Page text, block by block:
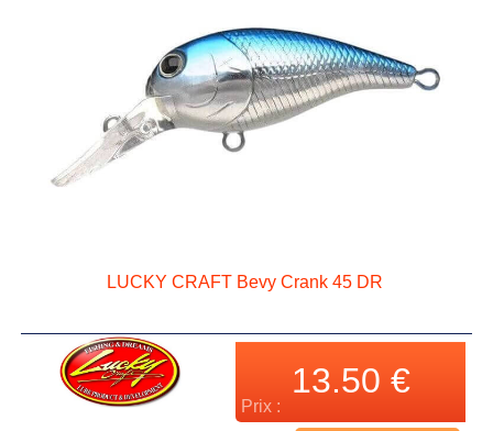
LUCKY CRAFT Bevy Crank 45 DR
13.50 €
Prix :